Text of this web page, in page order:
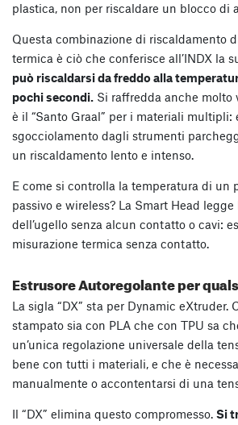
plastica, non per riscaldare un blocco di
Questa combinazione di riscaldamento
termica è ciò che conferisce all’INDX la
può riscaldarsi da freddo alla
pochi secondi. Si raffredda anche molto
è il “Santo Graal” per i materiali multipli:
sgocciolamento dagli strumenti
un riscaldamento lento e intenso.
E come si controlla la temperatura di un
passivo e wireless? La Smart Head
dell’ugello senza alcun contatto o cavi:
misurazione termica senza contatto.
Estrusore Autoregolante per
La sigla “DX” sta per Dynamic eXtruder.
stampato sia con PLA che con TPU sa
un’unica regolazione universale della
bene con tutti i materiali, e che è
manualmente o accontentarsi di una
Il “DX” elimina questo compromesso. Si